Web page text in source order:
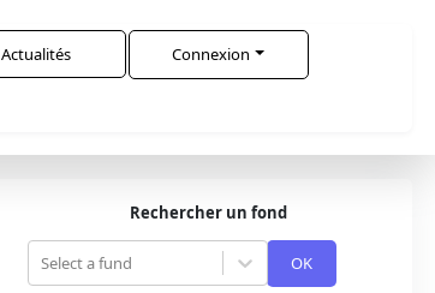
Actualités Connexion
Rechercher un fond
Select a fund OK